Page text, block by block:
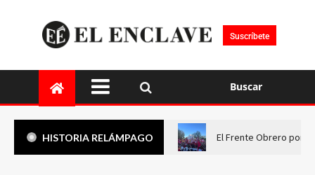
Suscríbete
Buscar
HISTORIA RELÁMPAGO El Frente Obrero pone